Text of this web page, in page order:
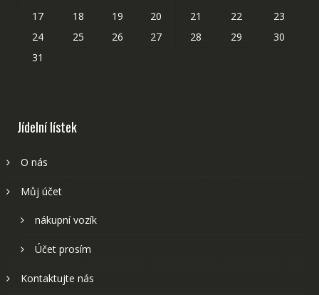
17
18 19 20 21 22
23
24
25 26 27 28 29
30
31
Jídelní lístek
O nás
Můj účet
nákupní vozík
Účet prosím
Kontaktujte nás